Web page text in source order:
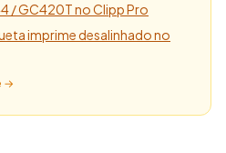
/ GC420T no Clipp Pro
imprime desalinhado no
→